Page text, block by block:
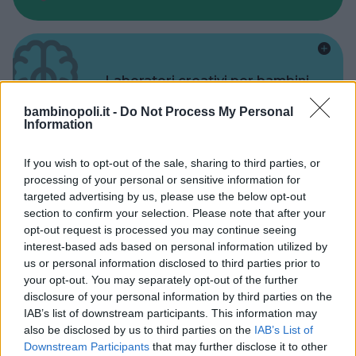
bambinopoli.it - Do Not Process My Personal
Information
If you wish to opt-out of the sale, sharing to third parties, or
processing of your personal or sensitive information for
targeted advertising by us, please use the below opt-out
section to confirm your selection. Please note that after your
opt-out request is processed you may continue seeing
interest-based ads based on personal information utilized by
us or personal information disclosed to third parties prior to
your opt-out. You may separately opt-out of the further
disclosure of your personal information by third parties on the
IAB’s list of downstream participants. This information may
also be disclosed by us to third parties on the IAB’s List of
Downstream Participants that may further disclose it to other
Laboratori creativi per bambini
Asili Nido
Feste